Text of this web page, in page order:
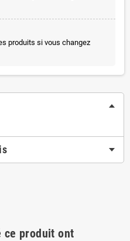
produits si vous changez
ce produit ont